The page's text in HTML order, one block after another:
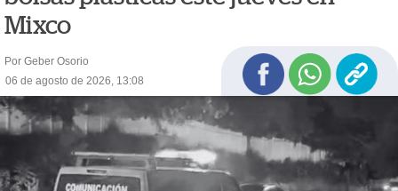
Mixco
Por Geber Osorio
06 de agosto de 2026, 13:08